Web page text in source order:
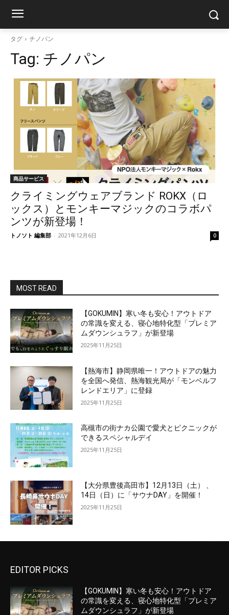
タグ チノパン
Tag: チノパン
商品サービス
クライミングウェアブランド ROKX（ロ
ックス）とモンキーマジックのコラボパ
ンツが新登場！
トノソト 編集部 - 2021年12月6日 0
MOST READ
【GOKUMIN】寒い冬も安心！アウトドア
の常識を変える、寝心地特化型「プレミア
ムダウンシュラフ」が新登場
2025年11月25日
【熱海市】静岡県唯一！アウトドアの魅力
を全国へ発信、熱海観光局が「モンベルフ
レンドエリア」に登録
2025年11月25日
高槻市の街ナカ公園で愛犬とピクニックが
できるスペシャルデイ
2025年11月25日
【大分県豊後高田市】12月13日（土） 、
14日（日）に「サウナDAY」を開催！
2025年11月25日
EDITOR PICKS
【GOKUMIN】寒い冬も安心！アウトドア
の常識を変える、寝心地特化型「プレミア
ムダウンシュラフ」が新登場